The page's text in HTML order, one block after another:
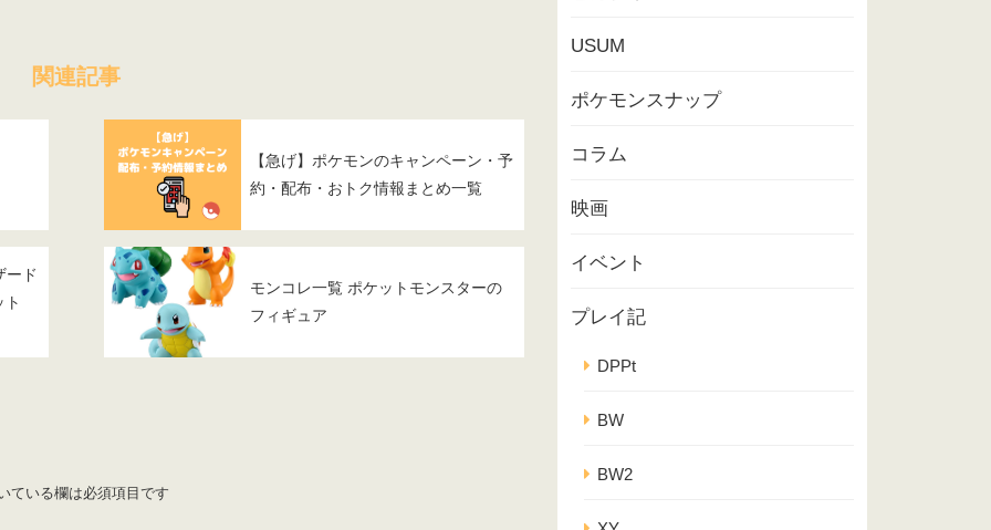
関連記事
【急げ】ポケモンのキャンペーン・予
約・配布・おトク情報まとめ一覧
ド
モンコレ一覧 ポケットモンスターの
フィギュア
ている欄は必須項目です
USUM
ポケモンスナップ
コラム
映画
イベント
プレイ記
DPPt
BW
BW2